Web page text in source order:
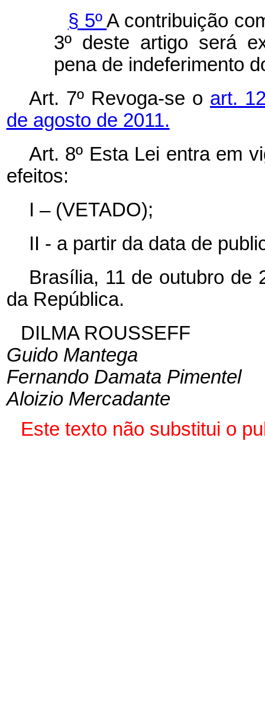
§ 5ºA contribuição
3º deste artigo será
pena de indeferimento
Art. 7º Revoga-se o art.
de agosto de 2011.
Art. 8º Esta Lei entra em
efeitos:
I – (VETADO);
II - a partir da data de
Brasília, 11 de outubro de
da República.
DILMA ROUSSEFF
Guido Mantega
Fernando Damata Pimentel
Aloizio Mercadante
Este texto não substitui o